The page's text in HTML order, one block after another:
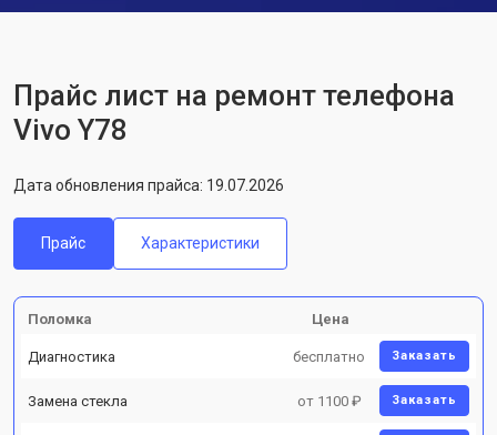
Прайс лист на ремонт телефона
Vivo Y78
Дата обновления прайса: 19.07.2026
Прайс Характеристики
Поломка Цена
Диагностика бесплатно Заказать
Замена стекла от 1100 ₽ Заказать